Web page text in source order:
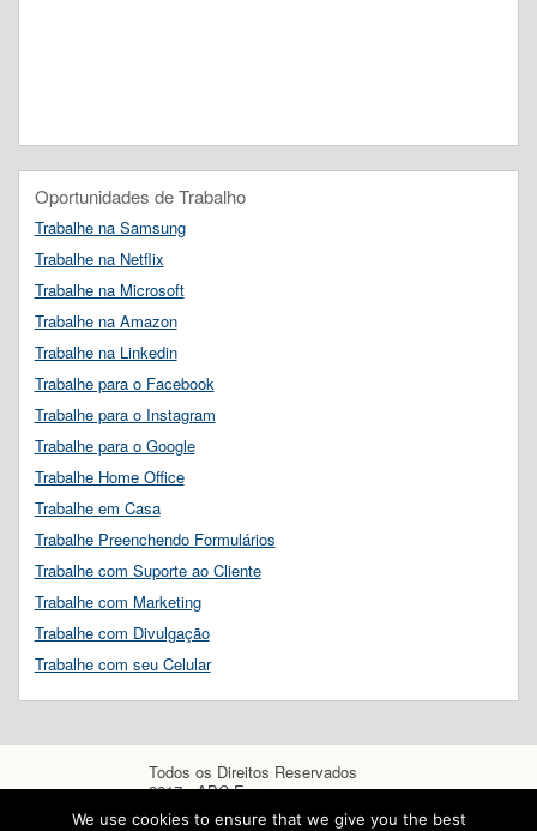
Oportunidades de Trabalho
Trabalhe na Samsung
Trabalhe na Netflix
Trabalhe na Microsoft
Trabalhe na Amazon
Trabalhe na Linkedin
Trabalhe para o Facebook
Trabalhe para o Instagram
Trabalhe para o Google
Trabalhe Home Office
Trabalhe em Casa
Trabalhe Preenchendo Formulários
Trabalhe com Suporte ao Cliente
Trabalhe com Marketing
Trabalhe com Divulgação
Trabalhe com seu Celular
Todos os Direitos Reservados
2017 - ABC Empregos
We use cookies to ensure that we give you the best